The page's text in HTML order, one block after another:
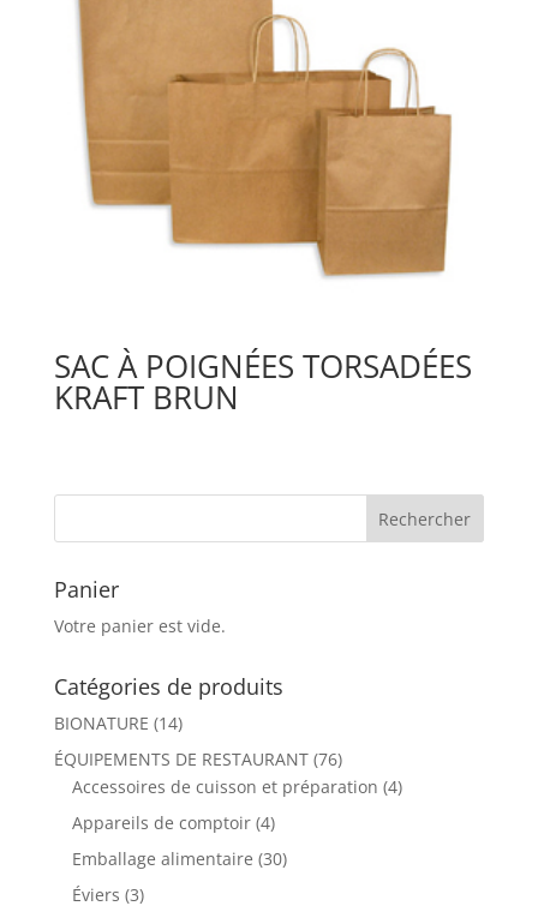
SAC À POIGNÉES TORSADÉES
KRAFT BRUN
Panier
Votre panier est vide.
Catégories de produits
BIONATURE (14)
ÉQUIPEMENTS DE RESTAURANT (76)
Accessoires de cuisson et préparation (4)
Appareils de comptoir (4)
Emballage alimentaire (30)
Éviers (3)